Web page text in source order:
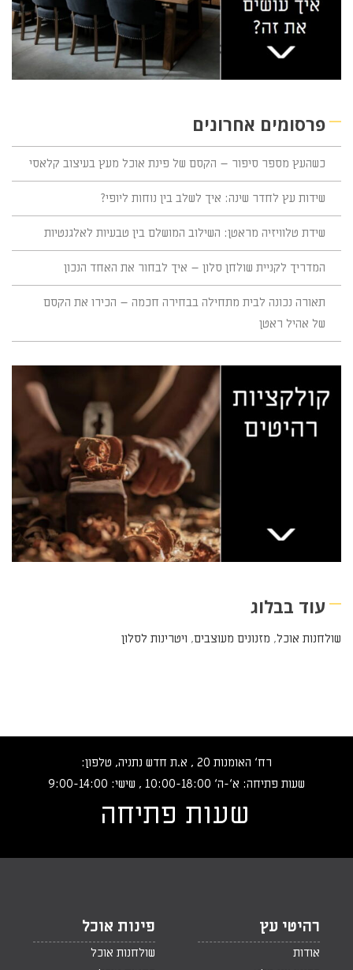
פרסומים אחרונים
כשהעץ מספר סיפור – הקסם של פינת אוכל מעץ בעיצוב קלאסי
שידות עץ לחדר שינה: איך לשלב בין נוחות ליופי?
שידת טלוויזיה מראטן: השילוב המושלם בין טבעיות לאלגנטיות
המדריך לקניית שולחן סלון – איך לבחור את האחד הנכון
תאורה נכונה לבית מתחילה בבחירה חכמה – הכירו את הקסם
של אהיל ראטן
עוד בבלוג
שולחנות אוכל, מזנונים מעוצבים, ויטרינות לסלון
רח‘ האומנות 20 , א.ת חדש נתניה, טלפון:
שעות פתיחה: א‘-ה‘ 10:00-18:00 , שישי: 9:00-14:00
שעות פתיחה
רהיטי עץ
אודות
פינות אוכל
שולחנות אוכל